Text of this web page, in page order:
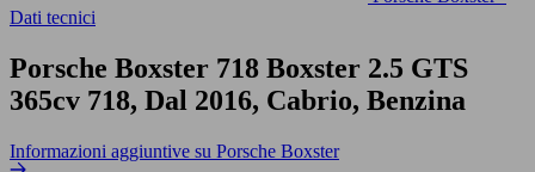
Dati tecnici
Porsche Boxster 718 Boxster 2.5 GTS
365cv 718, Dal 2016, Cabrio, Benzina
Informazioni aggiuntive su Porsche Boxster